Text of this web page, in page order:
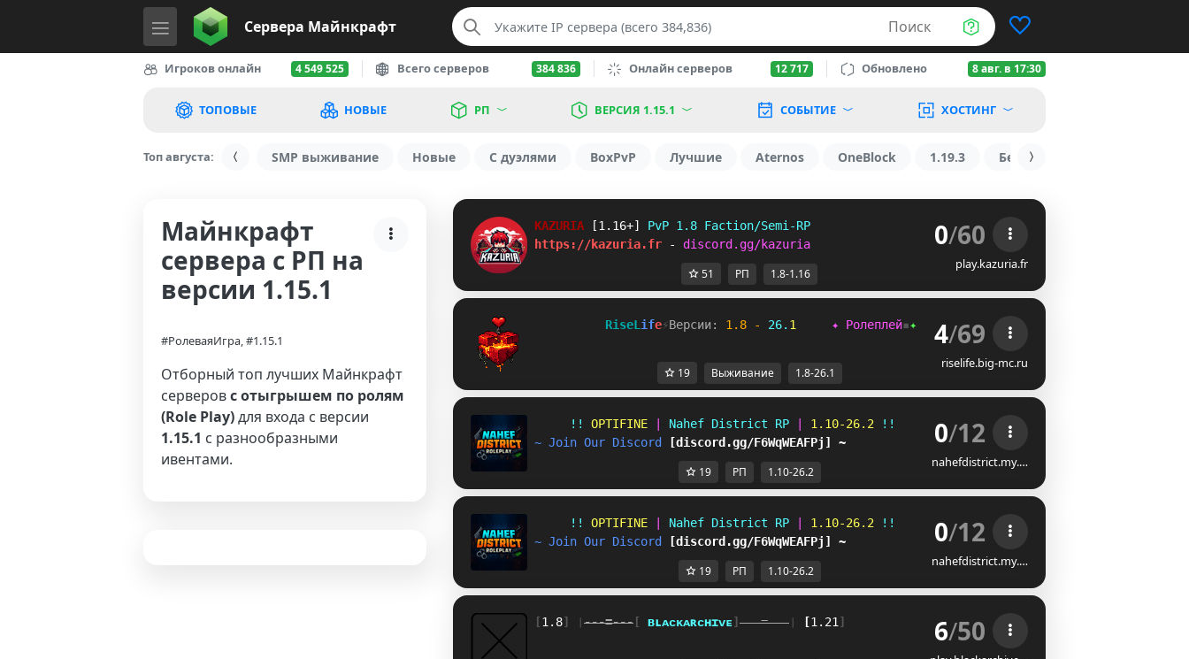
Сервера Майнкрафт Поиск
Игроков онлайн 4 549 525 Всего серверов 384 836 Онлайн серверов 12 717 Обновлено 8 авг. в 17:30
ТОПОВЫЕ НОВЫЕ РП ВЕРСИЯ 1.15.1 СОБЫТИЕ ХОСТИНГ
Топ августа: SMP выживание Новые С дуэлями BoxPvP Лучшие Aternos OneBlock 1.19.3 БедВарс
Майнкрафт
сервера с РП на
версии 1.15.1
#РолеваяИгра, #1.15.1
Отборный топ лучших Майнкрафт
серверовс отыгрышем по ролям
(Role Play)для входа с версии
1.15.1 с разнообразными
ивентами.
KAZURIA [1.16+] PvP 1.8 Faction/Semi-RP
https://kazuria.fr
- discord.gg/kazuria 0/60
play.kazuria.fr
51 РП 1.8-1.16
RiseL ife⚡Версии: 1 . 8 - 26. 1 ✦ Ролеплей▪✦ Выживание ✦ Мини-игры
4/69
riselife.big-mc.ru
19 Выживание 1.8-26.1
!! OPTIFINE Nahef District RP 1.10-26.2
!!
~ Join Our Discord
[discord.gg/F6WqWEAFPj] ~ 0/12
nahefdistrict.my.…
19 РП 1.10-26.2
!! OPTIFINE Nahef District RP 1.10-26.2
!!
~ Join Our Discord
[discord.gg/F6WqWEAFPj] ~ 0/12
nahefdistrict.my.…
19 РП 1.10-26.2
[1.8] ❘---=--- [ ʙʟᴀᴄᴋᴀʀᴄʜɪᴠᴇ] ---=--- ❘ [1.21 ] ᴏᴘᴇ ɴ ʟ ᴏʀ
6/50